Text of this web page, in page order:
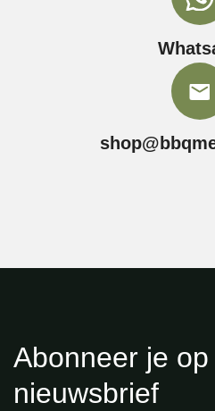
Abonneer je
nieuwsbrief